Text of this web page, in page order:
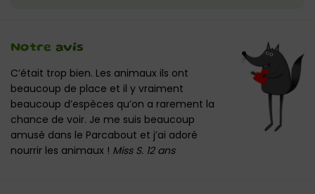
Notre avis
C’était trop bien. Les animaux ils ont
beaucoup de place et il y vraiment
beaucoup d’espèces qu’on a rarement la
chance de voir. Je me suis beaucoup
amusé dans le Parcabout et j’ai adoré
nourrir les animaux ! Miss S. 12 ans